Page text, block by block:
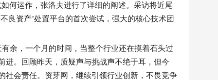
何运作，张洛夫进行了详细的阐述。采访将近尾
良资产’处置平台的首次尝试，强大的核心技术团
余，一个月的时间，当整个行业还在摸着石头过
进。回顾昨天，质疑声与挑战声不绝于耳，但今
社会责任。资芽网，继续引领行业创新，不畏竞争